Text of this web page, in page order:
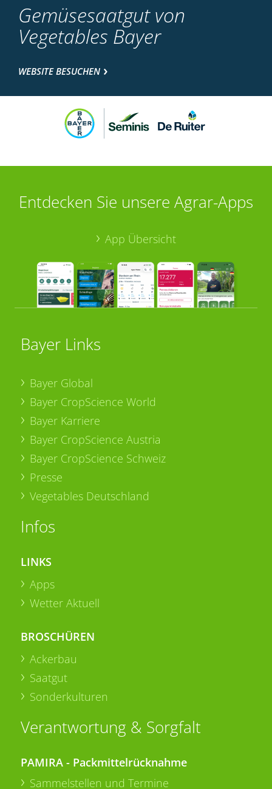
Gemüsesaatgut von
Vegetables Bayer
WEBSITE BESUCHEN
Entdecken Sie unsere Agrar-Apps
App Übersicht
Bayer Links
Bayer Global
Bayer CropScience World
Bayer Karriere
Bayer CropScience Austria
Bayer CropScience Schweiz
Presse
Vegetables Deutschland
Infos
LINKS
Apps
Wetter Aktuell
BROSCHÜREN
Ackerbau
Saatgut
Sonderkulturen
Verantwortung & Sorgfalt
PAMIRA - Packmittelrücknahme
Sammelstellen und Termine